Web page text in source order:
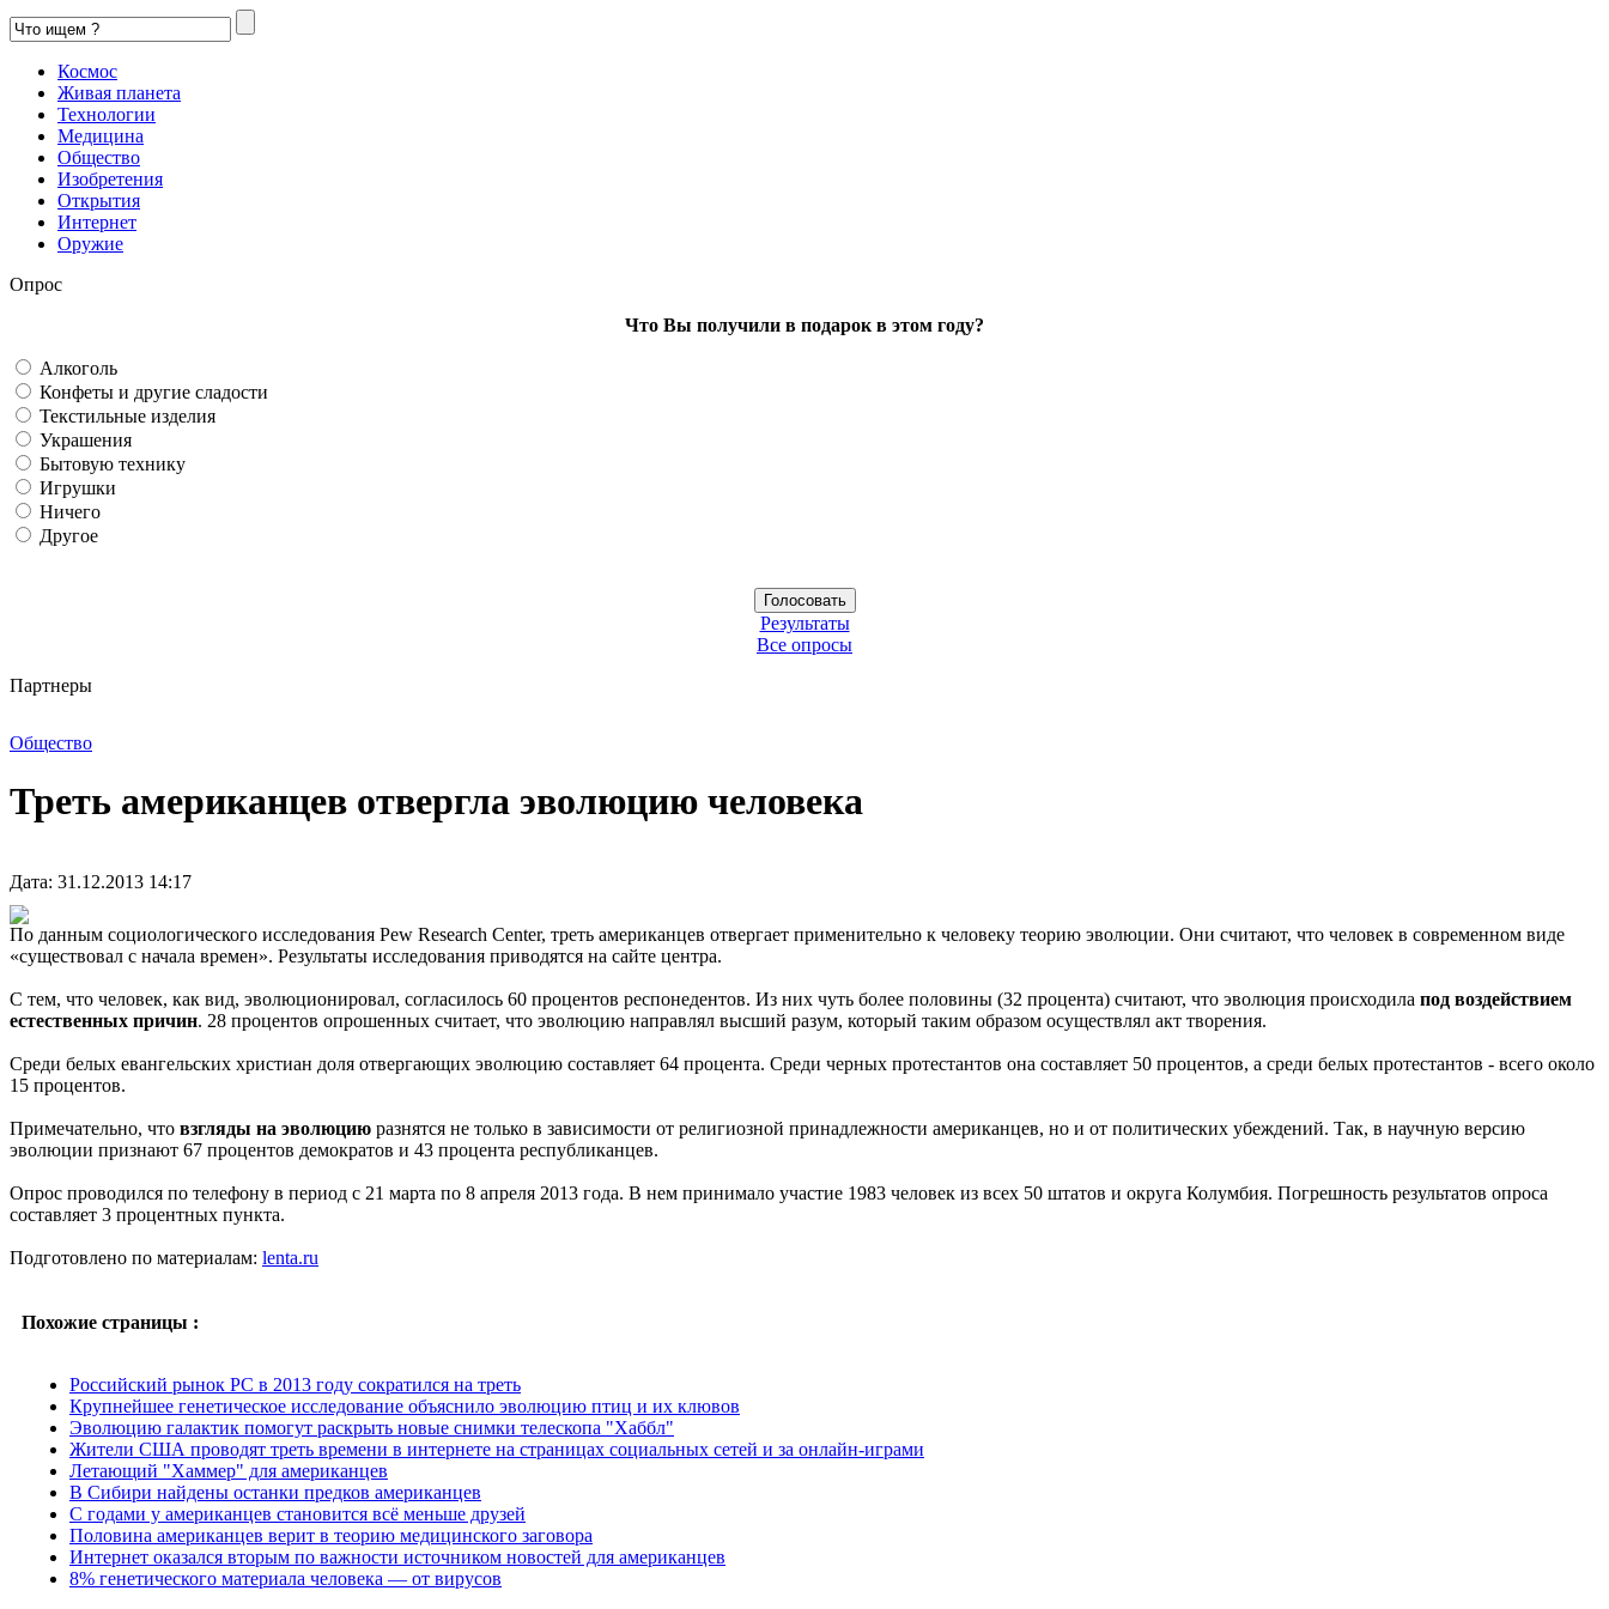
Космос
Живая планета
Технологии
Медицина
Общество
Изобретения
Открытия
Интернет
Оружие
Опрос
Что Вы получили в подарок в этом году?
Алкоголь
Конфеты и другие сладости
Текстильные изделия
Украшения
Бытовую технику
Игрушки
Ничего
Другое
Результаты
Все опросы
Партнеры
Общество
Треть американцев отвергла эволюцию человека
Дата: 31.12.2013 14:17
По данным социологического исследования Pew Research Center, треть американцев отвергает применительно к человеку теорию эволюции. Они считают, что человек в современном виде
«существовал с начала времен». Результаты исследования приводятся на сайте центра.
С тем, что человек, как вид, эволюционировал, согласилось 60 процентов респонедентов. Из них чуть более половины (32 процента) считают, что эволюция происходила под воздействием
естественных причин. 28 процентов опрошенных считает, что эволюцию направлял высший разум, который таким образом осуществлял акт творения.
Среди белых евангельских христиан доля отвергающих эволюцию составляет 64 процента. Среди черных протестантов она составляет 50 процентов, а среди белых протестантов - всего около
15 процентов.
Примечательно, что взгляды на эволюцию разнятся не только в зависимости от религиозной принадлежности американцев, но и от политических убеждений. Так, в научную версию
эволюции признают 67 процентов демократов и 43 процента республиканцев.
Опрос проводился по телефону в период с 21 марта по 8 апреля 2013 года. В нем принимало участие 1983 человек из всех 50 штатов и округа Колумбия. Погрешность результатов опроса
составляет 3 процентных пункта.
Подготовлено по материалам: lenta.ru
Похожие страницы :
Российский рынок PC в 2013 году сократился на треть
Крупнейшее генетическое исследование объяснило эволюцию птиц и их клювов
Эволюцию галактик помогут раскрыть новые снимки телескопа "Хаббл"
Жители США проводят треть времени в интернете на страницах социальных сетей и за онлайн-играми
Летающий "Хаммер" для американцев
В Сибири найдены останки предков американцев
С годами у американцев становится всё меньше друзей
Половина американцев верит в теорию медицинского заговора
Интернет оказался вторым по важности источником новостей для американцев
8% генетического материала человека — от вирусов